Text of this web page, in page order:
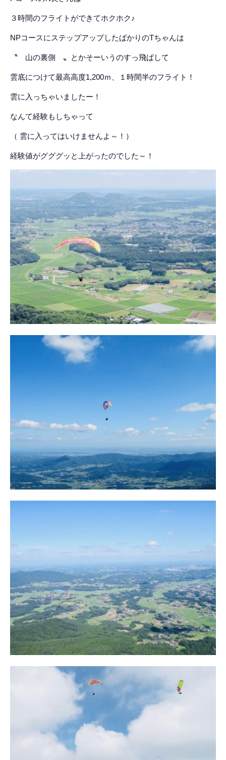
３時間のフライトができてホクホク♪
NPコースにステップアップしたばかりのTちゃんは
〝 山の裏側 〟とかそーいうのすっ飛ばして
雲底につけて最高高度1,200ｍ、１時間半のフライト！
雲に入っちゃいましたー！
なんて経験もしちゃって
（ 雲に入ってはいけませんよ～！）
経験値がグググッと上がったのでした～！